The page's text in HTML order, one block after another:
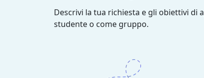
Descrivi la tua richiesta e gli obiettivi di
studente o come gruppo.